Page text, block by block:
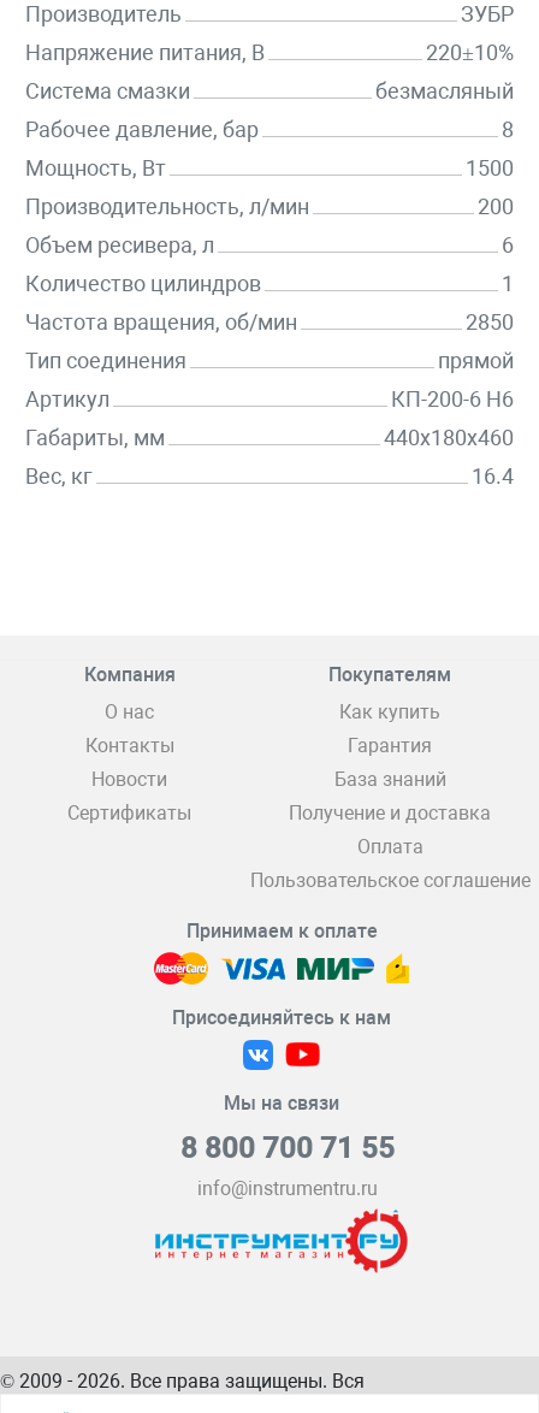
Производитель
ЗУБР
Напряжение питания, В
220±10%
Система смазки
безмасляный
Рабочее давление, бар
8
Мощность, Вт
1500
Производительность, л/мин
200
Объем ресивера, л
6
Количество цилиндров
1
Частота вращения, об/мин
2850
Тип соединения
прямой
Артикул
КП-200-6 Н6
Габариты, мм
440x180x460
Вес, кг
16.4
Компания
О нас
Контакты
Новости
Сертификаты
Покупателям
Как купить
Гарантия
База знаний
Получение и доставка
Оплата
Пользовательское соглашение
Принимаем к оплате
Присоединяйтесь к нам
Мы на связи
8 800 700 71 55
info@instrumentru.ru
© 2009 - 2026. Все права защищены. Вся